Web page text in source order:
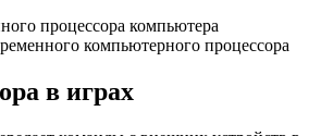
процессора компьютера
компьютерного процессора
в играх